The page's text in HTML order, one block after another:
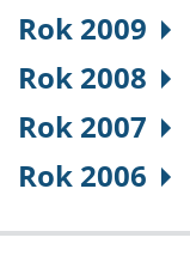
Rok 2009
Rok 2008
Rok 2007
Rok 2006